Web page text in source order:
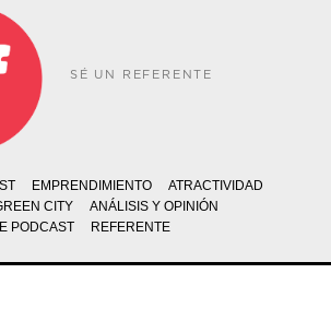
SÉ UN REFERENTE
EMPRENDIMIENTO
ATRACTIVIDAD
CITY
ANÁLISIS Y OPINIÓN
PODCAST
REFERENTE